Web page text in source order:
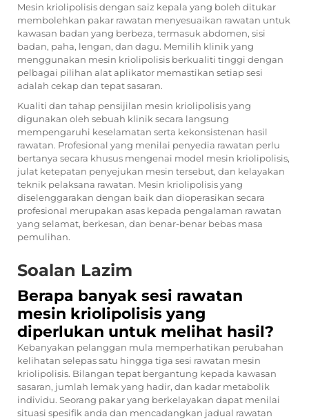
Mesin kriolipolisis dengan saiz kepala yang boleh ditukar
membolehkan pakar rawatan menyesuaikan rawatan untuk
kawasan badan yang berbeza, termasuk abdomen, sisi
badan, paha, lengan, dan dagu. Memilih klinik yang
menggunakan mesin kriolipolisis berkualiti tinggi dengan
pelbagai pilihan alat aplikator memastikan setiap sesi
adalah cekap dan tepat sasaran.
Kualiti dan tahap pensijilan mesin kriolipolisis yang
digunakan oleh sebuah klinik secara langsung
mempengaruhi keselamatan serta kekonsistenan hasil
rawatan. Profesional yang menilai penyedia rawatan perlu
bertanya secara khusus mengenai model mesin kriolipolisis,
julat ketepatan penyejukan mesin tersebut, dan kelayakan
teknik pelaksana rawatan. Mesin kriolipolisis yang
diselenggarakan dengan baik dan dioperasikan secara
profesional merupakan asas kepada pengalaman rawatan
yang selamat, berkesan, dan benar-benar bebas masa
pemulihan.
Soalan Lazim
Berapa banyak sesi rawatan
mesin kriolipolisis yang
diperlukan untuk melihat hasil?
Kebanyakan pelanggan mula memperhatikan perubahan
kelihatan selepas satu hingga tiga sesi rawatan mesin
kriolipolisis. Bilangan tepat bergantung kepada kawasan
sasaran, jumlah lemak yang hadir, dan kadar metabolik
individu. Seorang pakar yang berkelayakan dapat menilai
situasi spesifik anda dan mencadangkan jadual rawatan